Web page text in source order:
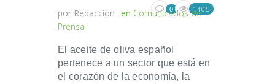
por Redacción en Comunicados de
Prensa
0 1405
El aceite de oliva español
pertenece a un sector que está en
el corazón de la economía, la